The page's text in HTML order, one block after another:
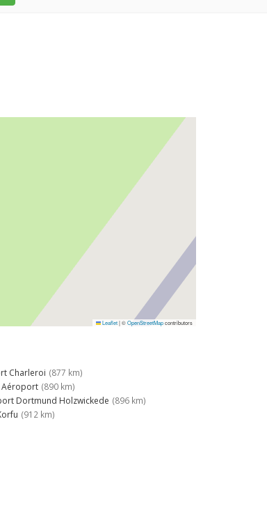
Leaflet|©OpenStreetMapcontributors
Charleroi (877 km)
Aéroport (890 km)
Dortmund Holzwickede (896 km)
(912 km)